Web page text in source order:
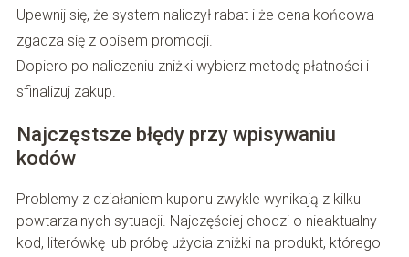
Upewnij się, że system naliczył rabat i że cena końcowa
zgadza się z opisem promocji.
Dopiero po naliczeniu zniżki wybierz metodę płatności i
sfinalizuj zakup.
Najczęstsze błędy przy wpisywaniu
kodów
Problemy z działaniem kuponu zwykle wynikają z kilku
powtarzalnych sytuacji. Najczęściej chodzi o nieaktualny
kod, literówkę lub próbę użycia zniżki na produkt, którego